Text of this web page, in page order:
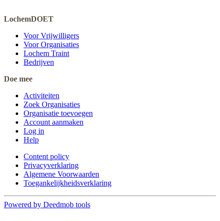
LochemDOET
Voor Vrijwilligers
Voor Organisaties
Lochem Traint
Bedrijven
Doe mee
Activiteiten
Zoek Organisaties
Organisatie toevoegen
Account aanmaken
Log in
Help
Content policy
Privacyverklaring
Algemene Voorwaarden
Toegankelijkheidsverklaring
Powered by Deedmob tools